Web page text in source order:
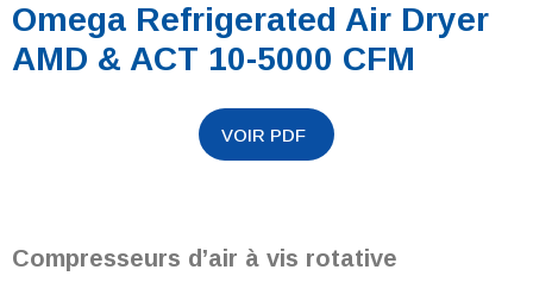
Omega Refrigerated Air Dryer
AMD & ACT 10-5000 CFM
Compresseurs d’air à vis rotative